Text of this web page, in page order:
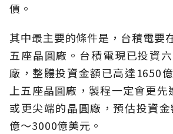
價。
其中最主要的條件是，台積電要
五座晶圓廠。台積電現已投資
廠，整體投資金額已高達1650
上五座晶圓廠，製程一定會更
或更尖端的晶圓廠，預估投資
億～3000億美元。